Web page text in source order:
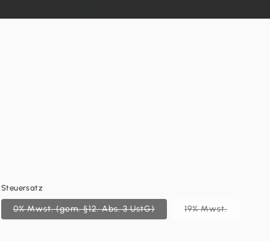
Steuersatz
0% Mwst. (gem. §12. Abs. 3 UstG) 19% Mwst.